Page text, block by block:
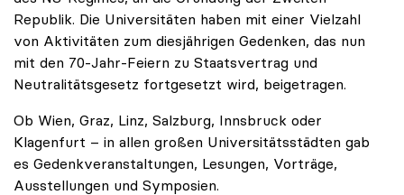
Republik. Die Universitäten haben mit einer Vielzahl
von Aktivitäten zum diesjährigen Gedenken, das nun
mit den 70-Jahr-Feiern zu Staatsvertrag und
Neutralitätsgesetz fortgesetzt wird, beigetragen.
Ob Wien, Graz, Linz, Salzburg, Innsbruck oder
Klagenfurt – in allen großen Universitätsstädten gab
es Gedenkveranstaltungen, Lesungen, Vorträge,
Ausstellungen und Symposien.